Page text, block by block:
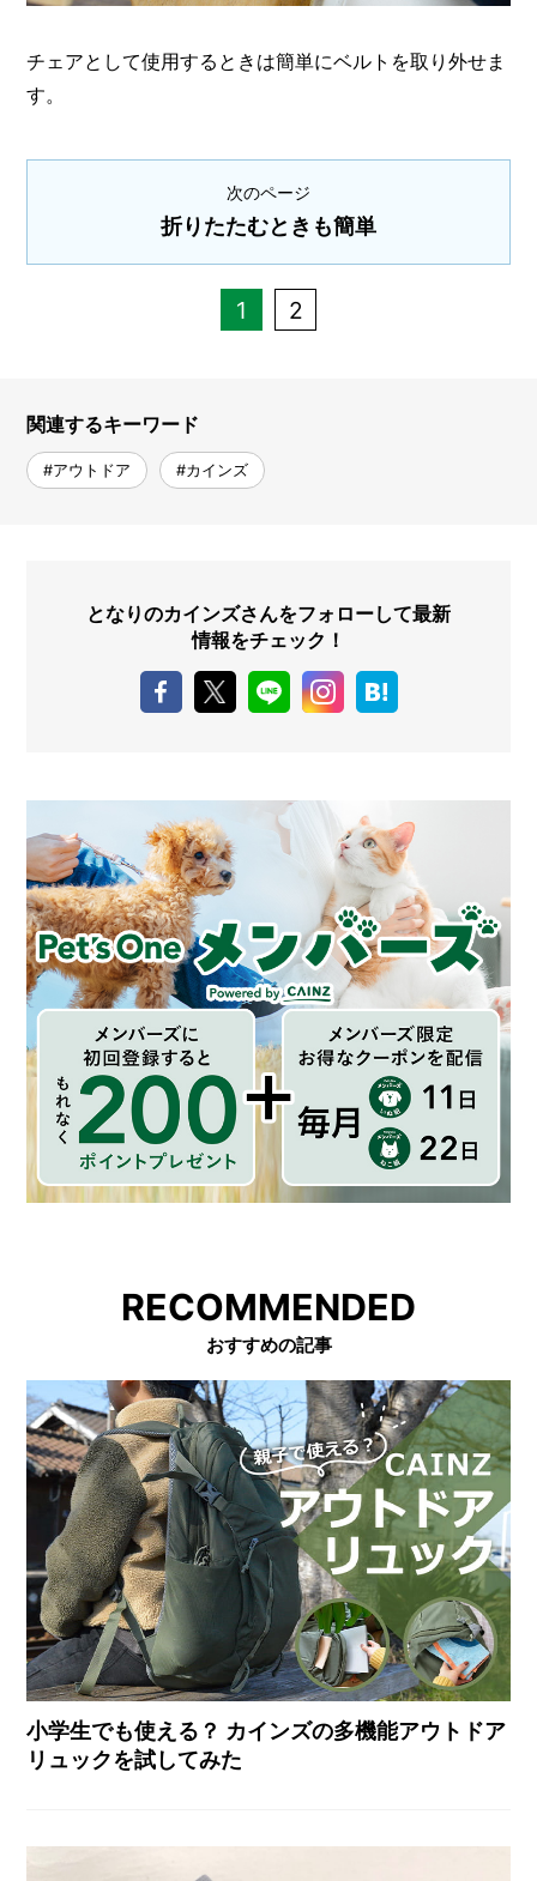
チェアとして使用するときは簡単にベルトを取り外せま
す。
次のページ
折りたたむときも簡単
1 2
関連するキーワード
#アウトドア #カインズ
となりのカインズさんをフォローして最新
情報をチェック！
RECOMMENDED
おすすめの記事
小学生でも使える？ カインズの多機能アウトドア
リュックを試してみた